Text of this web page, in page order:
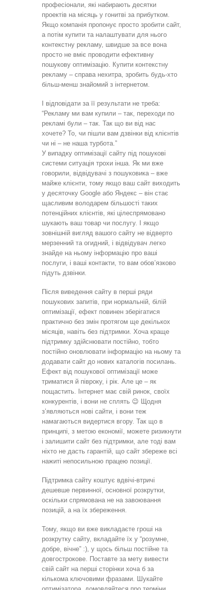
професіонали, які набирають десятки
проектів на місяць у гонитві за прибутком.
Якщо компанія пропонує просто зробити сайт,
а потім купити та налаштувати для нього
контекстну рекламу, швидше за все вона
просто не вміє проводити ефективну
пошукову оптимізацію. Купити контекстну
рекламу – справа нехитра, зробить будь-хто
більш-менш знайомий з інтернетом.
І відповідати за її результати не треба:
“Рекламу ми вам купили – так, переходи по
рекламі були – так. Так що ви від нас
хочете? То, чи пішли вам дзвінки від клієнтів
чи ні – не наша турбота.”
У випадку оптимізації сайту під пошукові
системи ситуація трохи інша. Як ми вже
говорили, відвідувачі з пошуковика – вже
майже клієнти, тому якщо ваш сайт виходить
у десяточку Google або Яндекс – він стає
щасливим володарем більшості таких
потенційних клієнтів, які цілеспрямовано
шукають ваш товар чи послугу. І якщо
зовнішній вигляд вашого сайту не відверто
мерзенний та огидний, і відвідувач легко
знайде на ньому інформацію про ваші
послуги, і ваші контакти, то вам обов’язково
підуть дзвінки.
Після виведення сайту в перші ряди
пошукових запитів, при нормальній, білій
оптимізації, ефект повинен зберігатися
практично без змін протягом ще декількох
місяців, навіть без підтримки. Хоча краще
підтримку здійснювати постійно, тобто
постійно оновлювати інформацію на ньому та
додавати сайт до нових каталогів посилань.
Ефект від пошукової оптимізації може
триматися й півроку, і рік. Але це – як
пощастить. Інтернет має свій ринок, своїх
конкурентів, і вони не сплять 😉 Щодня
з’являються нові сайти, і вони теж
намагаються видертися вгору. Так що в
принципі, з метою економії, можете ризикнути
і залишити сайт без підтримки, але тоді вам
ніхто не дасть гарантій, що сайт збереже всі
нажиті непосильною працею позиції.
Підтримка сайту коштує вдвічі-втричі
дешевше первинної, основної розкрутки,
оскільки спрямована не на завоювання
позицій, а на їх збереження.
Тому, якщо ви вже викладаєте гроші на
розкрутку сайту, вкладайте їх у “розумне,
добре, вічне” :), у щось більш постійне та
довгострокове. Поставте за мету вивести
свій сайт на перші сторінки хоча б за
кількома ключовими фразами. Шукайте